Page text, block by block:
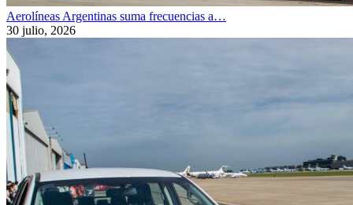
Aerolíneas Argentinas suma frecuencias a…
30 julio, 2026